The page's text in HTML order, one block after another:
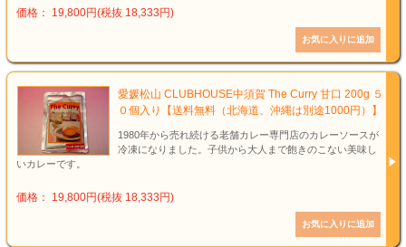
価格： 19,800円(税抜 18,333円)
愛媛松山 CLUBHOUSE中須賀 The Curry 甘口 200g ５
０個入り【送料無料（北海道、沖縄は別途1000円）】
1980年から売れ続ける老舗カレー専門店のカレーソースが
冷凍になりました。子供から大人まで飽きのこない美味し
いカレーです。
価格： 19,800円(税抜 18,333円)